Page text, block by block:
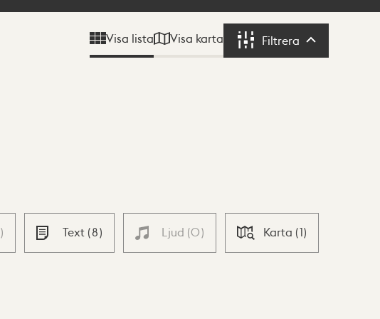
Visa lista Visa karta Filtrera Filtrera
) Text (8) Ljud (0) Karta (1)